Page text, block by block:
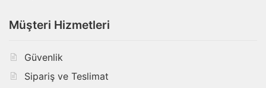
Müşteri Hizmetleri
Güvenlik
Sipariş ve Teslimat